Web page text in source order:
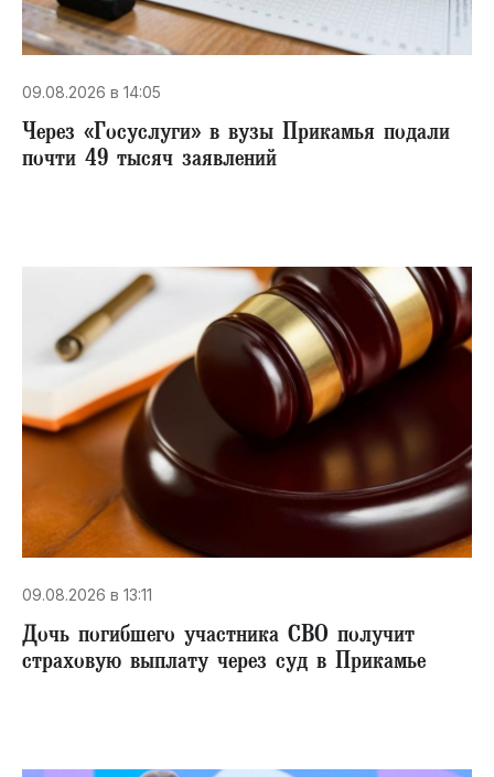
09.08.2026 в 14:05
Через «Госуслуги» в вузы Прикамья подали
почти 49 тысяч заявлений
09.08.2026 в 13:11
Дочь погибшего участника СВО получит
страховую выплату через суд в Прикамье